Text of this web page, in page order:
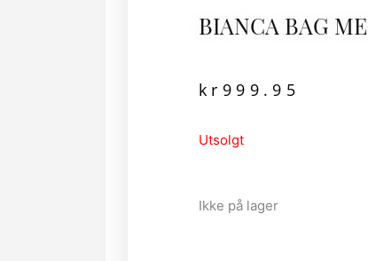
BIANCA BAG
kr 999.95
Utsolgt
Ikke på lager